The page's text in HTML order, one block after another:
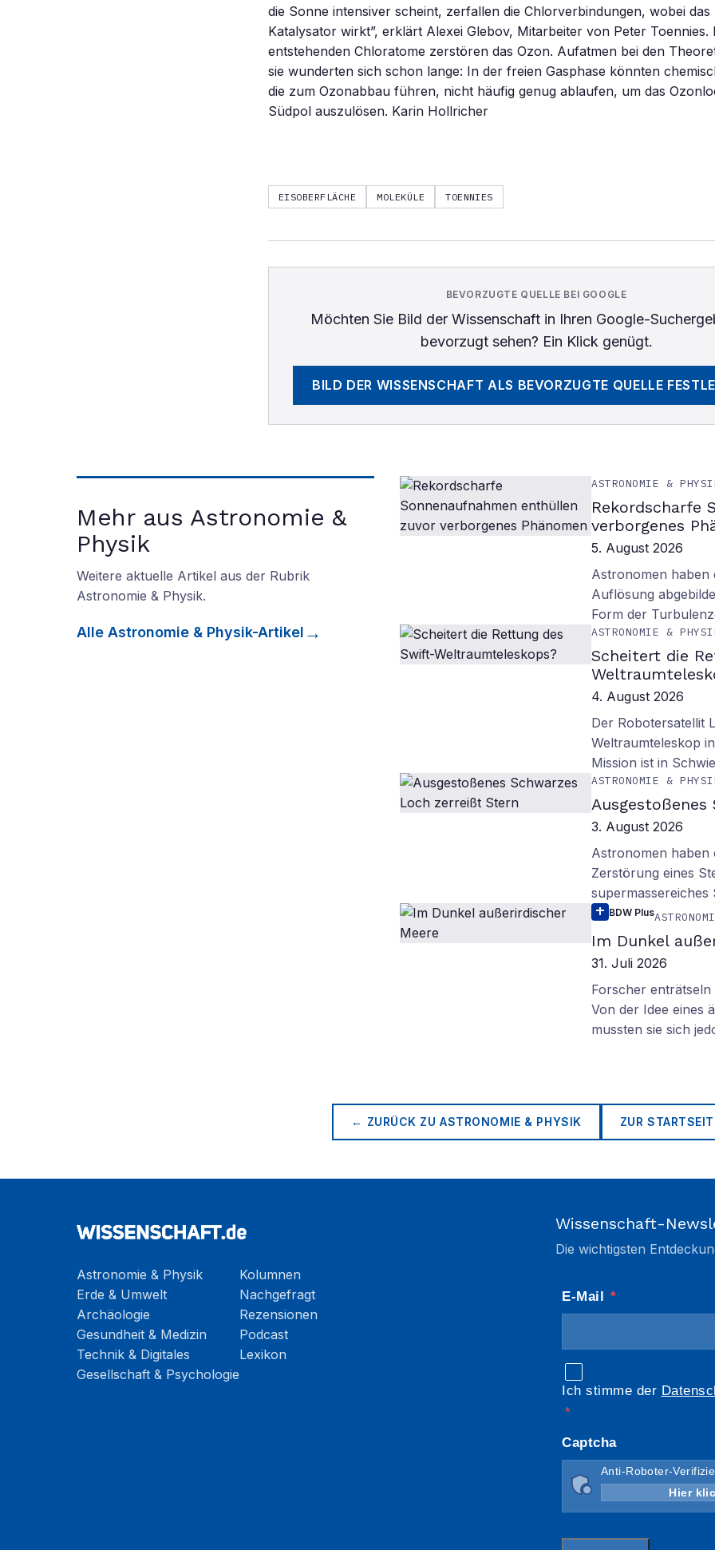
die Sonne intensiver scheint, zerfallen die Chlorverbindungen, wobei das
Katalysator wirkt”, erklärt Alexei Glebov, Mitarbeiter von Peter Toennies.
entstehenden Chloratome zerstören das Ozon. Aufatmen bei den
sie wunderten sich schon lange: In der freien Gasphase könnten
die zum Ozonabbau führen, nicht häufig genug ablaufen, um das
Südpol auszulösen. Karin Hollricher
EISOBERFLÄCHE MOLEKÜLE TOENNIES
BEVORZUGTE QUELLE BEI GOOGLE
Möchten Sie Bild der Wissenschaftin Ihren Google-
bevorzugt sehen? Ein Klick genügt.
BILD DER WISSENSCHAFT ALS BEVORZUGTE QUELLE
Mehr aus Astronomie &
Physik
Weitere aktuelle Artikel aus der Rubrik
Astronomie & Physik.
Alle Astronomie & Physik-Artikel
ASTRONOMIE &
Rekordscharfe
verborgenes
5. August 2026
Astronomen
Auflösung
Form der
ASTRONOMIE &
Scheitert die
4. August 2026
Der Robotersatellit
Weltraumteleskop
Mission ist in
ASTRONOMIE &
3. August 2026
Astronomen haben
Zerstörung eines
supermassereiches
BDW Plus
Im Dunkel
31. Juli 2026
Forscher enträtseln
Von der Idee eines
mussten sie sich
← ZURÜCK ZUASTRONOMIE & PHYSIK ZUR
Astronomie & Physik
Erde & Umwelt
Archäologie
Gesundheit & Medizin
Technik & Digitales
Gesellschaft & Psychologie
Kolumnen
Nachgefragt
Rezensionen
Podcast
Lexikon
Wissenschaft-
Die wichtigsten